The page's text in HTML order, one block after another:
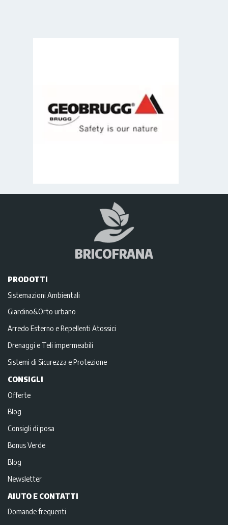
BRICOFRANA
PRODOTTI
Sistemazioni Ambientali
Giardino&Orto urbano
Arredo Esterno e Repellenti Atossici
Drenaggi e Teli impermeabili
Sistemi di Sicurezza e Protezione
CONSIGLI
Offerte
Blog
Consigli di posa
Bonus Verde
Blog
Newsletter
AIUTO E CONTATTI
Domande frequenti